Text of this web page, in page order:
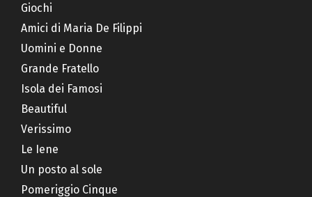
Giochi
Amici di Maria De Filippi
Uomini e Donne
Grande Fratello
Isola dei Famosi
Beautiful
Verissimo
Le Iene
Un posto al sole
Pomeriggio Cinque